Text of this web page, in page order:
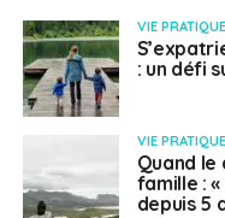
VIE PRATIQUE
: un défi
VIE PRATIQUE
Quand
famille :
depuis 5